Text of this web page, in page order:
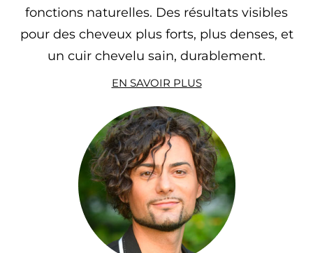
fonctions naturelles. Des résultats visibles
pour des cheveux plus forts, plus denses, et
un cuir chevelu sain, durablement.
EN SAVOIR PLUS